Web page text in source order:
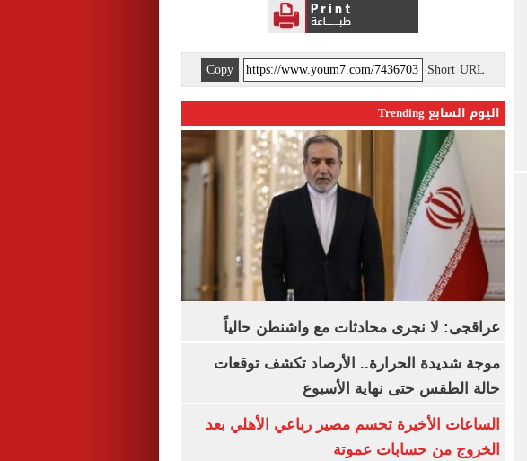
Short URL
Copy
اليوم السابع Trending
عراقجى: لا نجرى محادثات مع واشنطن حالياً
موجة شديدة الحرارة.. الأرصاد تكشف توقعات
حالة الطقس حتى نهاية الأسبوع
الساعات الأخيرة تحسم مصير رباعي الأهلي بعد
الخروج من حسابات عموتة